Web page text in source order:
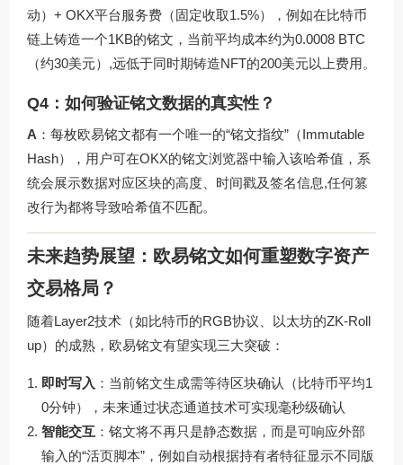
动）+ OKX平台服务费（固定收取1.5%），例如在比特币
链上铸造一个1KB的铭文，当前平均成本约为0.0008 BTC
（约30美元）,远低于同时期铸造NFT的200美元以上费用。
Q4：如何验证铭文数据的真实性？
A ：每枚欧易铭文都有一个唯一的“铭文指纹”（Immutable
Hash），用户可在OKX的铭文浏览器中输入该哈希值，系
统会展示数据对应区块的高度、时间戳及签名信息,任何篡
改行为都将导致哈希值不匹配。
未来趋势展望：欧易铭文如何重塑数字资产
交易格局？
随着Layer2技术（如比特币的RGB协议、以太坊的ZK-Roll
up）的成熟，欧易铭文有望实现三大突破：
即时写入 ：当前铭文生成需等待区块确认（比特币平均1
0分钟），未来通过状态通道技术可实现毫秒级确认
智能交互 ：铭文将不再只是静态数据，而是可响应外部
输入的“活页脚本”，例如自动根据持有者特征显示不同版